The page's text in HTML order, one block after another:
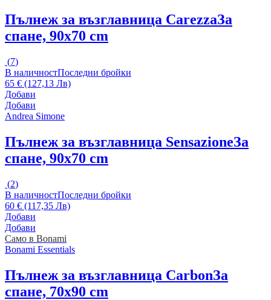
Пълнеж за възглавница CarezzaЗа
спане, 90x70 cm
(7)
В наличностПоследни бройки
65 € (127,13 Лв)
Добави
Добави
Andrea Simone
Пълнеж за възглавница SensazioneЗа
спане, 90x70 cm
(2)
В наличностПоследни бройки
60 € (117,35 Лв)
Добави
Добави
Само в Bonami
Bonami Essentials
Пълнеж за възглавница CarbonЗа
спане, 70x90 cm